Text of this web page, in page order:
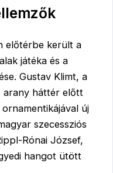
előtérbe került a
játéka és a
Gustav Klimt, a
arany háttér előtt
új
szecessziós
Rónai József,
hangot ütött